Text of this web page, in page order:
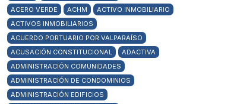
ACERO VERDE
ACHM
ACTIVO INMOBILIARIO
ACTIVOS INMOBILIARIOS
ACUERDO PORTUARIO POR VALPARAÍSO
ACUSACIÓN CONSTITUCIONAL
ADACTIVA
ADMINISTRACIÓN COMUNIDADES
ADMINISTRACIÓN DE CONDOMINIOS
ADMINISTRACIÓN EDIFICIOS